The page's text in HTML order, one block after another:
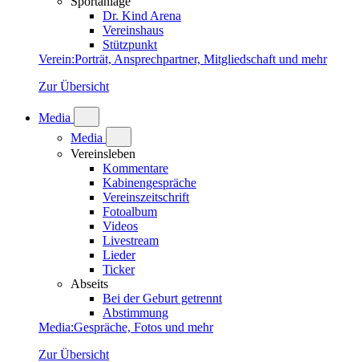
Dr. Kind Arena
Vereinshaus
Stützpunkt
Verein:Porträt, Ansprechpartner, Mitgliedschaft und mehr
Zur Übersicht
Media
Media
Vereinsleben
Kommentare
Kabinengespräche
Vereinszeitschrift
Fotoalbum
Videos
Livestream
Lieder
Ticker
Abseits
Bei der Geburt getrennt
Abstimmung
Media:Gespräche, Fotos und mehr
Zur Übersicht